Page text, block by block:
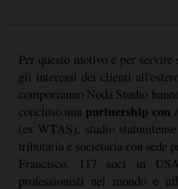
Per questo motivo e per servire
gli interessi dei clienti
comporranno Noda Studio
concluso una partnership con
(ex WTAS), studio
tributaria e societaria con sede
Francisco, 117 soci in
professionisti nel mondo e